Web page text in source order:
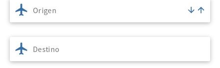
Origen
Destino